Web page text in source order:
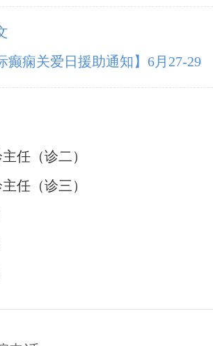
癫痫关爱日援助通知】6月27-29
费北京三甲名医会诊+超万元治
任（诊二）
任（诊三）